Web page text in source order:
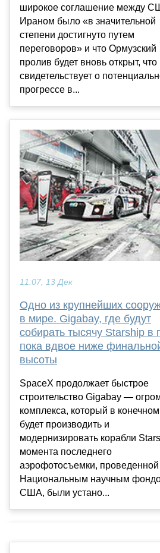
широкое соглашение между
Ираном было «в значительной
степени достигнуто путем
переговоров» и что Ормузский
пролив будет вновь открыт, что
свидетельствует о
прогрессе в...
11:07, 13 Дек
Одно из крупнейших
в мире. Gigabay, где будут
собирать тысячу Starship в
пока вдвое ниже
высоты
SpaceX продолжает быстрое
строительство Gigabay —
комплекса, который в конечном
будет производить и
модернизировать корабли
момента последнего
аэрофотосъемки, проведенной
Национальным научным
США, были устано...